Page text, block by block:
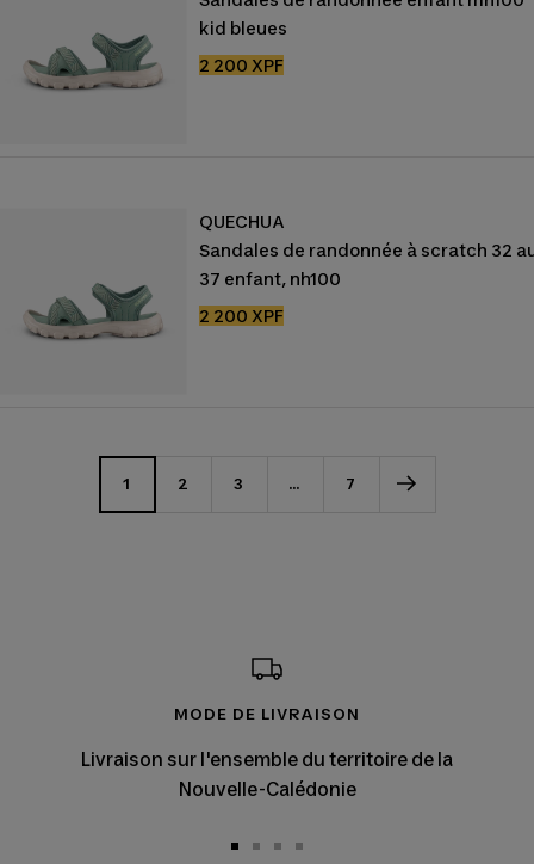
kid bleues
Prix
2 200 XPF
QUECHUA
Sandales de randonnée à scratch 32
37 enfant, nh100
Prix
2 200 XPF
1 2 3 … 7
MODE DE LIVRAISON
Livraison sur l'ensemble du territoire de la
Nouvelle-Calédonie